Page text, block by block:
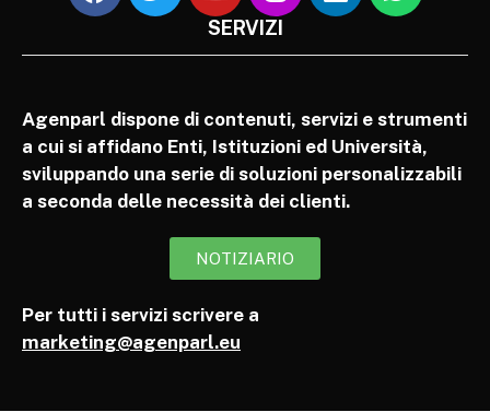
SERVIZI
Agenparl dispone di contenuti, servizi e strumenti
a cui si affidano Enti, Istituzioni ed Università,
sviluppando una serie di soluzioni personalizzabili
a seconda delle necessità dei clienti.
NOTIZIARIO
Per tutti i servizi scrivere a
marketing@agenparl.eu